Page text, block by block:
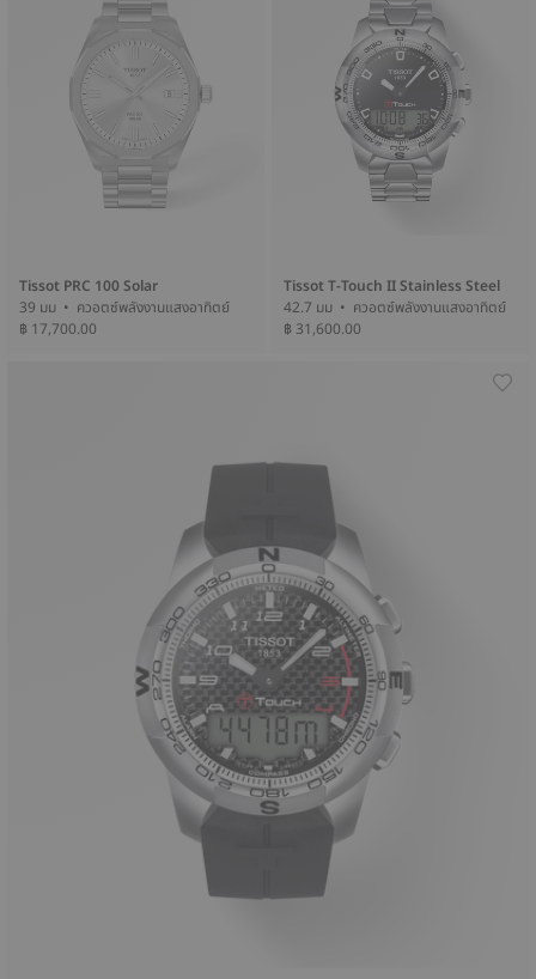
Tissot PRC 100 Solar
39 มม • ควอตซ์พลังงานแสงอาทิตย์
฿ 17,700.00
Tissot T-Touch II Stainless Steel
42.7 มม • ควอตซ์พลังงานแสงอาทิตย์
฿ 31,600.00